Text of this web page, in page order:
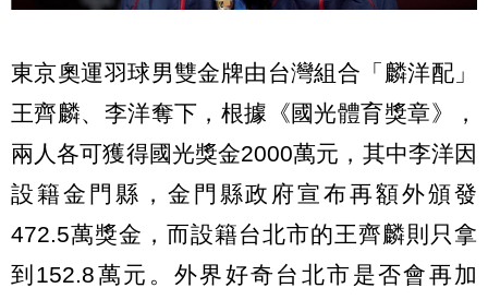
東京奧運羽球男雙金牌由台灣組合「麟洋配」
王齊麟、李洋奪下，根據《國光體育獎章》，
兩人各可獲得國光獎金2000萬元，其中李洋因
設籍金門縣，金門縣政府宣布再額外頒發
472.5萬獎金，而設籍台北市的王齊麟則只拿
到152.8萬元。外界好奇台北市是否會再加